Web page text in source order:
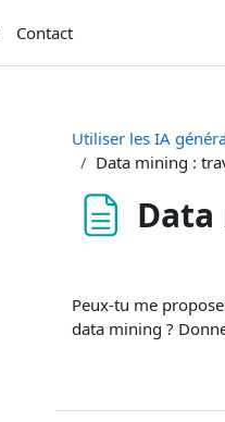
Contact
Utiliser les IA
Data mining :
Peux-tu me
data mining ?